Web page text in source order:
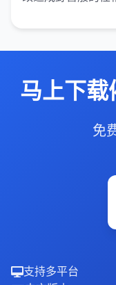
马上下
免
支持多平台